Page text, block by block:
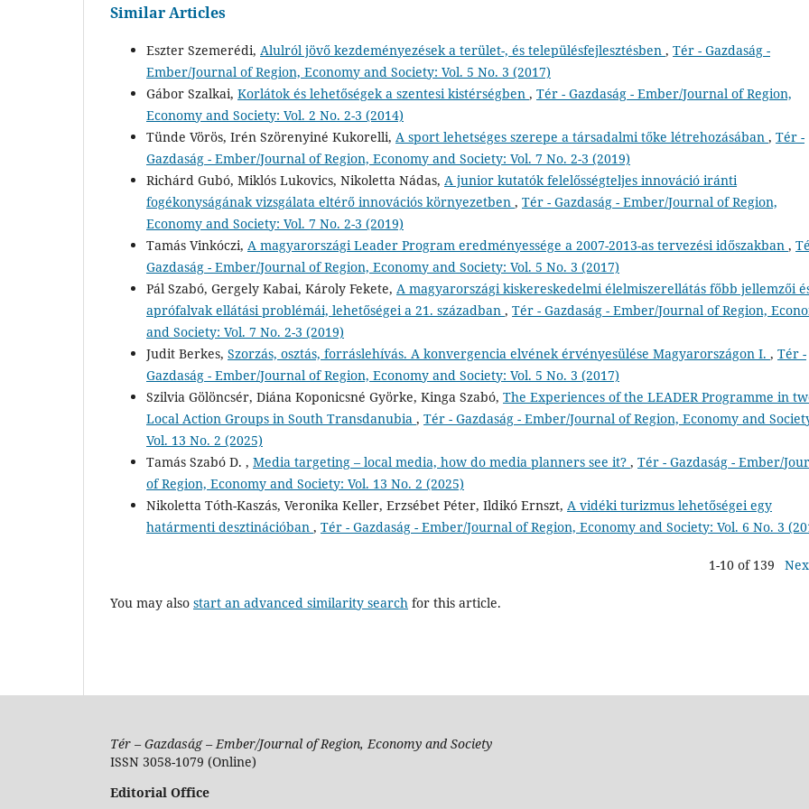
Similar Articles
Eszter Szemerédi, Alulról jövő kezdeményezések a terület-, és településfejlesztésben , Tér - Gazdaság -
Ember/Journal of Region, Economy and Society: Vol. 5 No. 3 (2017)
Gábor Szalkai, Korlátok és lehetőségek a szentesi kistérségben , Tér - Gazdaság - Ember/Journal of Region,
Economy and Society: Vol. 2 No. 2-3 (2014)
Tünde Vörös, Irén Szörenyiné Kukorelli, A sport lehetséges szerepe a társadalmi tőke létrehozásában , Tér -
Gazdaság - Ember/Journal of Region, Economy and Society: Vol. 7 No. 2-3 (2019)
Richárd Gubó, Miklós Lukovics, Nikoletta Nádas, A junior kutatók felelősségteljes innováció iránti
fogékonyságának vizsgálata eltérő innovációs környezetben , Tér - Gazdaság - Ember/Journal of Region,
Economy and Society: Vol. 7 No. 2-3 (2019)
Tamás Vinkóczi, A magyarországi Leader Program eredményessége a 2007-2013-as tervezési időszakban ,
Gazdaság - Ember/Journal of Region, Economy and Society: Vol. 5 No. 3 (2017)
Pál Szabó, Gergely Kabai, Károly Fekete, A magyarországi kiskereskedelmi élelmiszerellátás főbb jellemzői
aprófalvak ellátási problémái, lehetőségei a 21. században , Tér - Gazdaság - Ember/Journal of Region,
and Society: Vol. 7 No. 2-3 (2019)
Judit Berkes, Szorzás, osztás, forráslehívás. A konvergencia elvének érvényesülése Magyarországon I. , Tér -
Gazdaság - Ember/Journal of Region, Economy and Society: Vol. 5 No. 3 (2017)
Szilvia Gölöncsér, Diána Koponicsné Györke, Kinga Szabó, The Experiences of the LEADER Programme in
Local Action Groups in South Transdanubia , Tér - Gazdaság - Ember/Journal of Region, Economy and
Vol. 13 No. 2 (2025)
Tamás Szabó D. , Media targeting – local media, how do media planners see it? , Tér - Gazdaság - Ember/
of Region, Economy and Society: Vol. 13 No. 2 (2025)
Nikoletta Tóth-Kaszás, Veronika Keller, Erzsébet Péter, Ildikó Ernszt, A vidéki turizmus lehetőségei egy
határmenti desztinációban , Tér - Gazdaság - Ember/Journal of Region, Economy and Society: Vol. 6 No. 3
1-10 of 139
You may also start an advanced similarity search for this article.
Tér – Gazdaság – Ember/Journal of Region, Economy and Society
ISSN 3058-1079 (Online)
Editorial Office